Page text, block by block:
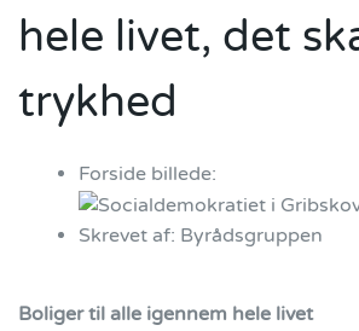
hele livet, det
trykhed
Forside billede:
Skrevet af: Byrådsgruppen
Boliger til alle igennem hele livet